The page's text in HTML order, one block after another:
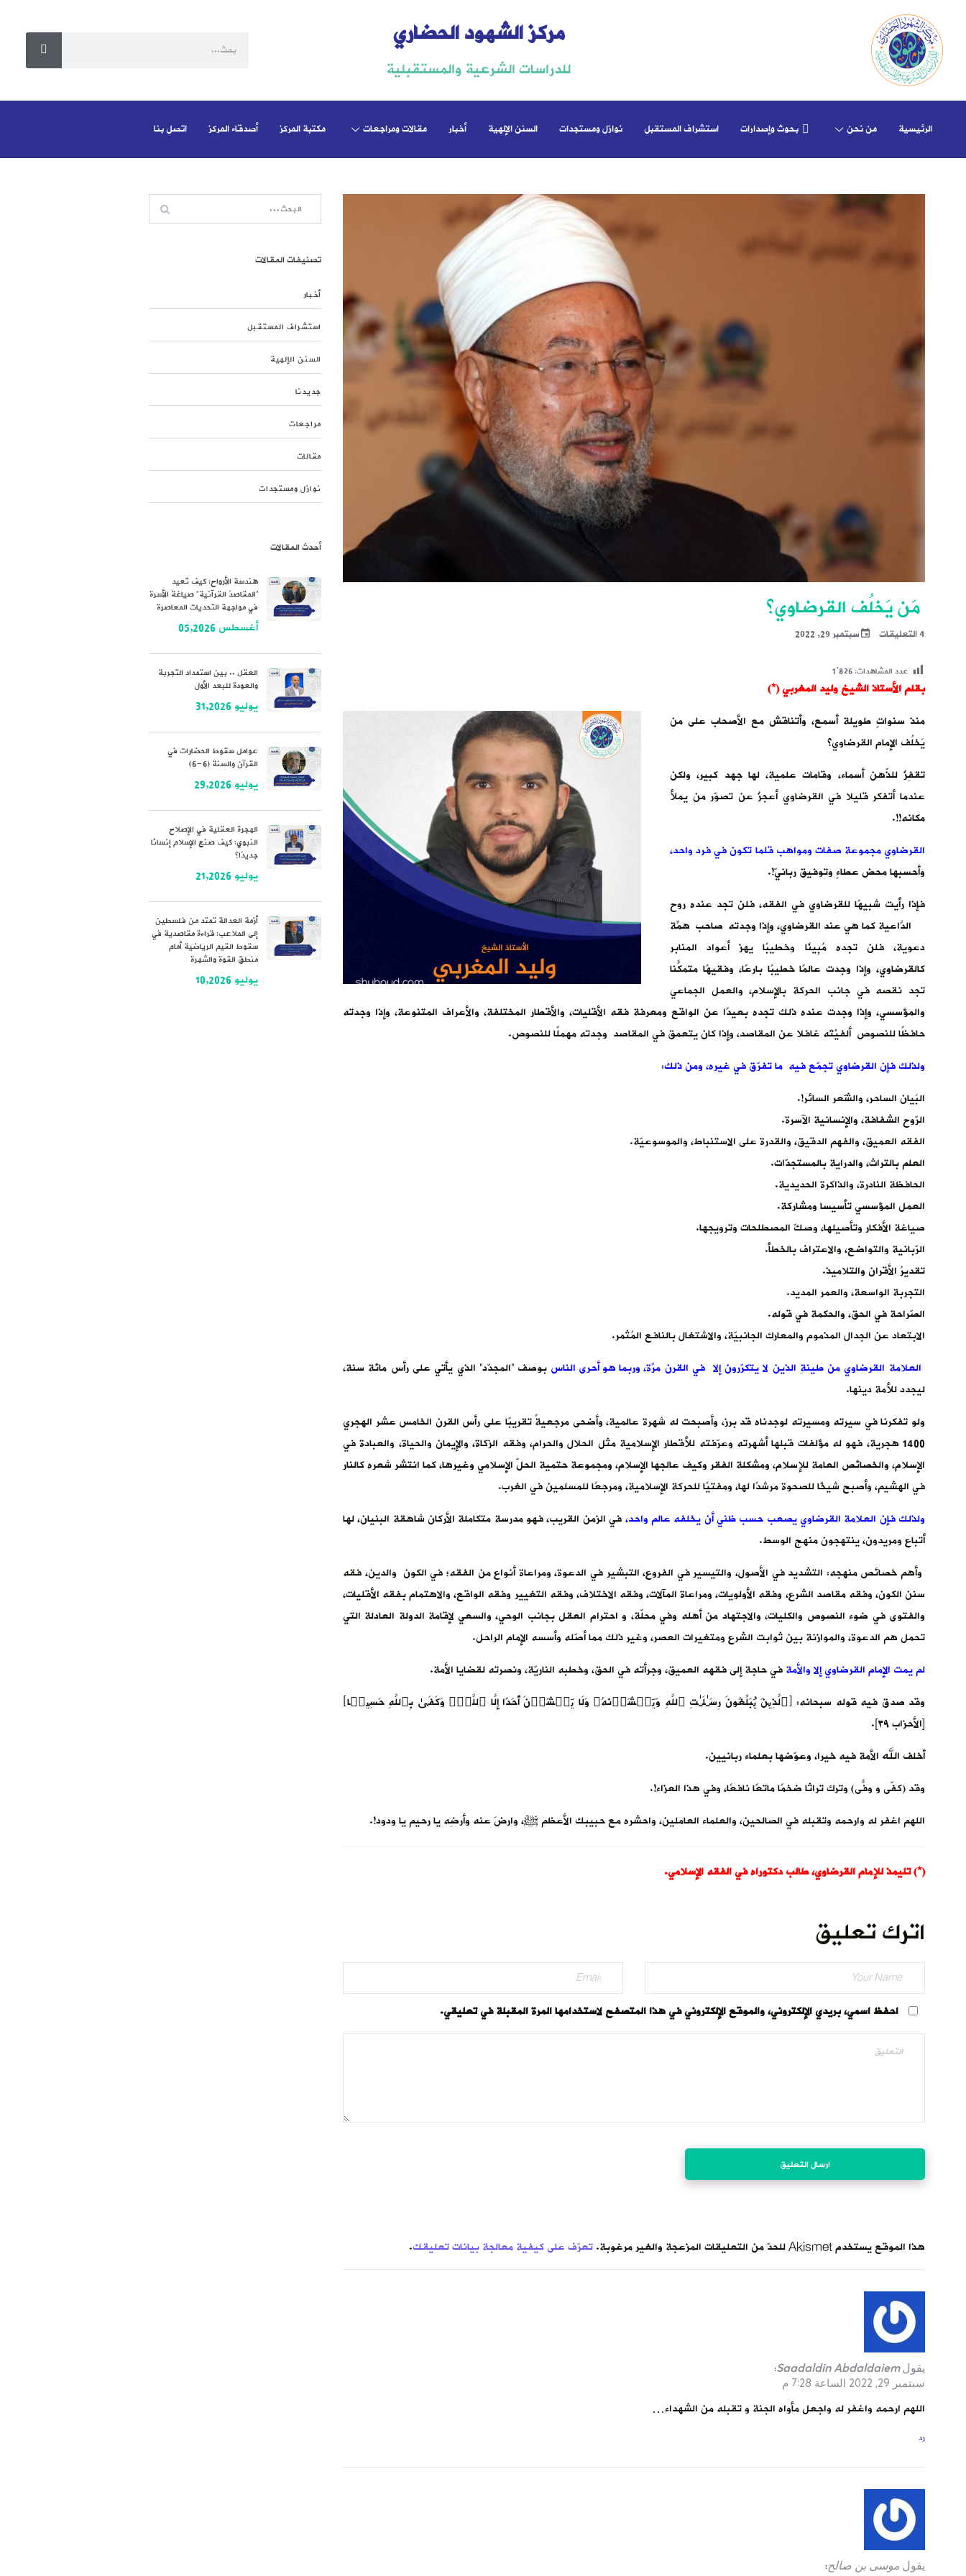
مركز الشهود الحضاري
للدراسات الشرعية والمستقبلية
الرئيسية من نحن بحوث وإصدارات استشراف المستقبل نوازل ومستجدات السنن الإلهية أخبار مقالات ومراجعات مكتبة المركز أصدقاء المركز اتصل بنا
مَن يَخلُف القرضاوي؟
4 التعليقات سبتمبر 29, 2022
عدد المشاهدات:1٬826
بقلم الأستاذ الشيخ وليد المغربي (*)
منذ سنواتٍ طويلة أسمع، وأتناقش مع الأصحاب على من
يَخلُف الإمام القرضاوي؟
تقفِزُ للذّهن أسماء، وقامات علمية، لها جهد كبير، ولكن
عندما أتفكر قليلا في القرضاوي أعجزُ عن تصوّر من يملأ
مكانه!!.
القرضاوي مجموعة صفات ومواهب قلما تكون في فرد واحد،
وأحسبها محض عطاءٍ وتوفيق ربانيّ!.
فإذا رأيت شبيهًا للقرضاوي في الفقه، فلن تجد عنده روح
الدّاعية كما هي عند القرضاوي، وإذا وجدتَه صاحب همّةٍ
دعوية، فلن تجده مُبِينًا وخطيبًا يهز أعواد المنابر
كالقرضاوي، وإذا وجدت عالمًا خطيبًا بارعًا، وفقيهًا متمكّنًا
تجد نقصه في جانب الحركة بالإسلام، والعمل الجماعي
والمؤسسي، وإذا وجدت عنده ذلك تجده بعيدًا عن الواقع ومعرفة فقه الأقليات، والأقطار المختلفة، والأعراف المتنوعة، وإذا وجدته
حافظًا للنصوص ألفيْتَه غافلا عن المقاصد، وإذا كان يتعمق في المقاصد وجدته مهملًا للنصوص.
ولذلك فإن القرضاوي تجمّع فيه ما تفرّق في غيره، ومن ذلك:
البَيان الساحر، والشّعر السائر!.
الرّوح الشفافة، والإنسانية الآسرة.
الفقه العميق، والفهم الدقيق، والقدرة على الاستنباط، والموسوعيّة.
العلم بالتراث، والدراية بالمستجدّات.
الحافظة النادرة، والذاكرة الحديدية.
العمل المؤسسي تأسيسا ومشاركة.
صياغة الأفكار وتأصيلها، وصكّ المصطلحات وترويجها.
الرّبانية والتواضع، والاعتراف بالخطأ.
تقديرُ الأقران والتلاميذ.
التجربة الواسعة، والعمر المديد.
الصّراحة في الحق، والحكمة في قوله.
الابتعاد عن الجدال المذموم والمعارك الجانبيّة، والاشتغال بالنافع المُثمر.
العلامة القرضاوي من طينةِ الذين لا يتكرّرون إلا في القرن مرّة، وربما هو أحرى الناسِ بوصف “المجدّد” الذي يأتي على رأس مائة سنة،
ليجدد للأمة دينها.
ولو تفكرنا في سيرته ومسيرته لوجدناه قد برز، وأصبحت له شهرة عالمية، وأضحى مرجعيةً تقريبًا على رأس القرن الخامس عشر الهجري
1400 هجرية، فهو له مؤلفات قبلها أشهرته وعرّفته للأقطار الإسلامية مثل الحلال والحرام، وفقه الزكاة، والإيمان والحياة، والعبادة في
الإسلام، والخصائص العامة للإسلام، ومشكلة الفقر وكيف عالجها الإسلام، ومجموعة حتمية الحلّ الإسلامي وغيرها، كما انتشر شعره كالنار
في الهشيم، وأصبح شيخًا للصحوة مرشدًا لها، ومفتيًا للحركة الإسلامية، ومرجعًا للمسلمين في الغرب.
ولذلك فإن العلامة القرضاوي يصعب حسب ظني أن يخلفه عالم واحد،في الزمن القريب، فهو مدرسة متكاملة الأركان شاهقة البنيان، لها
أتباع ومريدون، ينتهجون منهج الوسط.
وأهم خصائص منهجه: التشديد في الأصول، والتيسير في الفروع، التبشير في الدعوة، ومراعاة أنواع من الفقه؛ في الكون والدين، فقه
سنن الكون، وفقه مقاصد الشرع، وفقه الأولويات، ومراعاة المآلات، وفقه الاختلاف، وفقه التغيير وفقه الواقع، والاهتمام بفقه الأقليات،
والفتوى في ضوء النصوص والكليات، والاجتهاد من أهله وفي محلّة، و احترام العقل بجانب الوحي، والسعي لإقامة الدولة العادلة التي
تحمل هم الدعوة، والموازنة بين ثوابت الشرع ومتغيرات العصر، وغير ذلك مما أصّله وأسسه الإمام الراحل.
لم يمت الإمام القرضاوي إلا والأمةفي حاجة إلى فقهه العميق، وجرأته في الحق، وخطبه الناريّة، ونصرته لقضايا الأمة.
وقد صدق فيه قوله سبحانه: ﴿ٱلَّذِینَ یُبَلِّغُونَ رِسَـٰلَـٰتِ ٱللَّهِ وَیَخۡشَوۡنَهُۥ وَلَا یَخۡشَوۡنَ أَحَدًا إِلَّا ٱللَّهَۗ وَكَفَىٰ بِٱللَّهِ حَسِیبࣰا﴾
[الأحزاب ٣٩].
أخلف الله الأمة فيه خيرا، وعوّضها بعلماء ربانيين.
وقد (كفّى و وفّى) وترك تراثًا ضخمًا ماتعًا نافعًا، وفي هذا العزاء!.
اللهم اغفر له وارحمه وتقبله في الصالحين، والعلماء العاملين، واحشره مع حبيبك الأعظم ﷺ، وارضَ عنه وأرضِه يا رحيم يا ودود!.
(*) تليمذ للإمام القرضاوي، طالب دكتوراه في الفقه الإسلامي.
اترك تعليق
احفظ اسمي، بريدي الإلكتروني، والموقع الإلكتروني في هذا المتصفح لاستخدامها المرة المقبلة في تعليقي.
هذا الموقع يستخدم Akismet للحدّ من التعليقات المزعجة والغير مرغوبة. تعرّف على كيفية معالجة بيانات تعليقك.
يقول Saadaldin Abdaldaiem
:
سبتمبر 29, 2022 الساعة 7:28 م
اللهم ارحمه واغفر له واجعل مأواه الجنة و تقبله من الشهداء…
رد
يقول موسى بن صالح:
تصنيفات المقالات
أخبار
استشراف المستقبل
السنن الإلهية
جديدنا
مراجعات
مقالات
نوازل ومستجدات
أحدث المقالات
هندسة الأرواح: كيف تُعيد
“المقاصدُ القرآنية” صياغةَ الأسرة
في مواجهة التحديات المعاصرة
أغسطس 05,2026
العقل .. بين استمداد التجربة
والعودة للبعد الأول
يوليو 31,2026
عوامل سقوط الحضارات في
القرآن والسنة (6-6)
يوليو 29,2026
الهجرة العقلية في الإصلاح
النبوي: كيف صنع الإسلام إنسانًا
جديدًا؟
يوليو 21,2026
أزمة العدالة تمتد من فلسطين
إلى الملاعب: قراءة مقاصدية في
سقوط القيم الرياضية أمام
منطق القوة والشهرة
يوليو 10,2026